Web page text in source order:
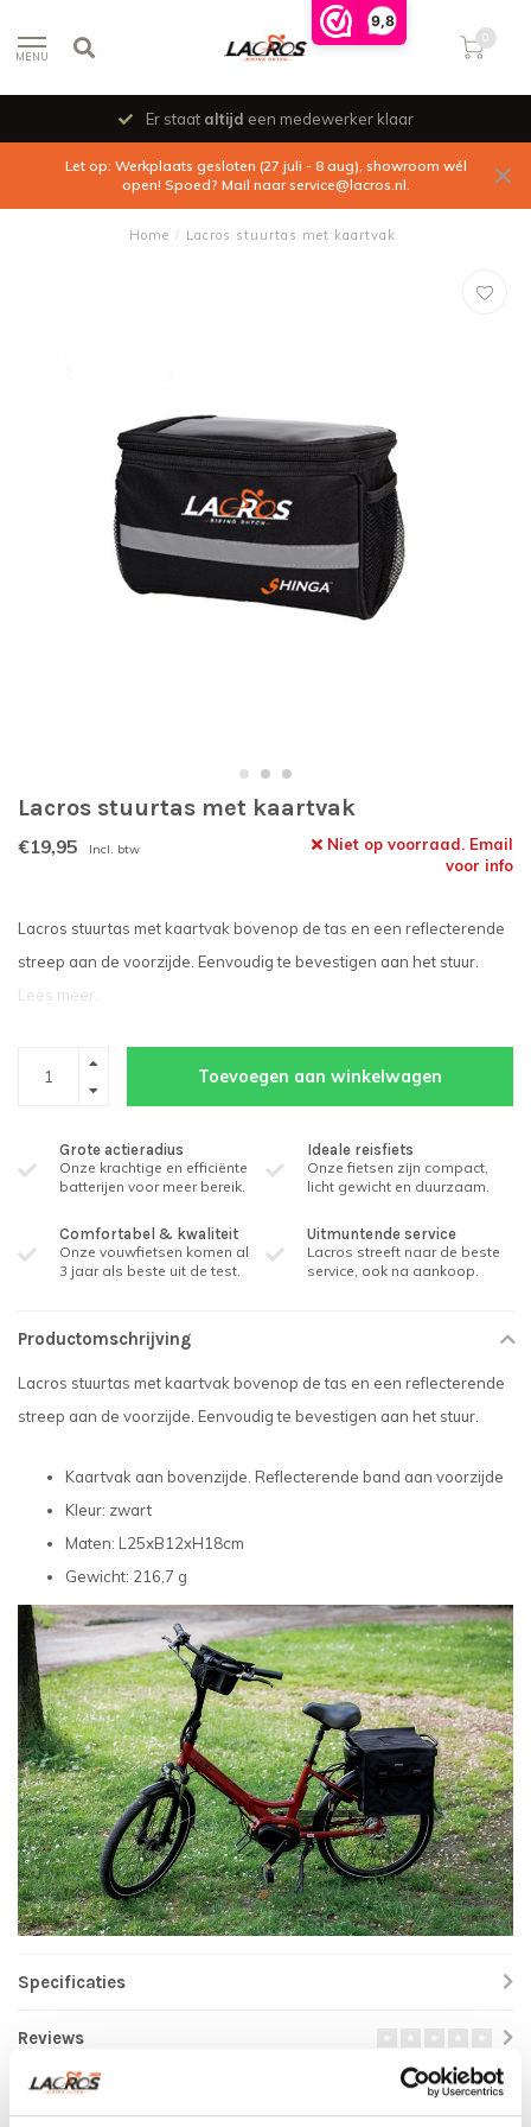
9,8
MENU
0
Er staat altijd een medewerker klaar
Let op: Werkplaats gesloten (27 juli - 8 aug), showroom wél
open! Spoed? Mail naarservice@lacros.nl.
Home / Lacros stuurtas met kaartvak
Lacros stuurtas met kaartvak
€19,95 Incl. btw
Niet op voorraad. Email
voor info
Lacros stuurtas met kaartvak bovenop de tas en een reflecterende
streep aan de voorzijde. Eenvoudig te bevestigen aan het stuur.
Lees meer..
Toevoegen aan winkelwagen
Grote actieradius
Onze krachtige en efficiënte
batterijen voor meer bereik.
Ideale reisfiets
Onze fietsen zijn compact,
licht gewicht en duurzaam.
Comfortabel & kwaliteit
Onze vouwfietsen komen al
3 jaar als beste uit de test.
Uitmuntende service
Lacros streeft naar de beste
service, ook na aankoop.
Productomschrijving
Lacros stuurtas met kaartvak bovenop de tas en een reflecterende
streep aan de voorzijde. Eenvoudig te bevestigen aan het stuur.
Kaartvak aan bovenzijde. Reflecterende band aan voorzijde
Kleur: zwart
Maten: L25xB12xH18cm
Gewicht: 216,7 g
Specificaties
Reviews
Gerelateerde producten